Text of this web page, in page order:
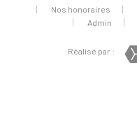
Nos honoraires
Admin
Réalisé par :